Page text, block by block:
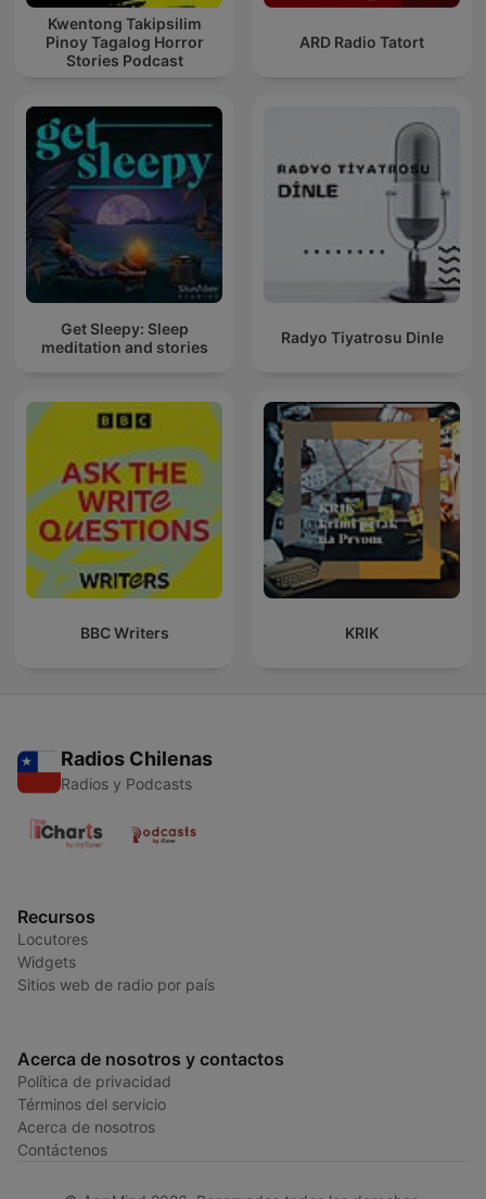
Kwentong Takipsilim
Pinoy Tagalog Horror
Stories Podcast
ARD Radio Tatort
Get Sleepy: Sleep
meditation and stories
Radyo Tiyatrosu Dinle
BBC Writers KRIK
Radios Chilenas
Radios y Podcasts
Recursos
Locutores
Widgets
Sitios web de radio por país
Acerca de nosotros y contactos
Política de privacidad
Términos del servicio
Acerca de nosotros
Contáctenos